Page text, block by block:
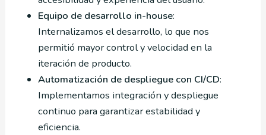
Equipo de desarrollo in-house:
Internalizamos el desarrollo, lo que nos
permitió mayor control y velocidad en la
iteración de producto.
Automatización de despliegue con CI/CD:
Implementamos integración y despliegue
continuo para garantizar estabilidad y
eficiencia.